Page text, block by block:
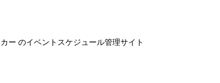
ー のイベントスケジュール管理サイト